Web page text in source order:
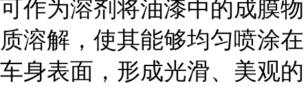
可作为溶剂将油漆中的成膜物
质溶解，使其能够均匀喷涂在
车身表面，形成光滑、美观的